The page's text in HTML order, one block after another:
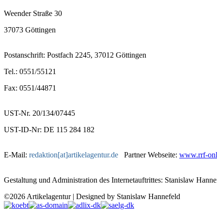
Weender Straße 30
37073 Göttingen
Postanschrift: Postfach 2245, 37012 Göttingen
Tel.: 0551/55121
Fax: 0551/44871
UST-Nr. 20/134/07445
UST-ID-Nr: DE 115 284 182
E-Mail: redaktion[at]artikelagentur.de Partner Webseite: www.rrf-
Gestaltung und Administration des Internetauftrittes: Stanislaw
©2026 Artikelagentur | Designed by Stanislaw Hannefeld